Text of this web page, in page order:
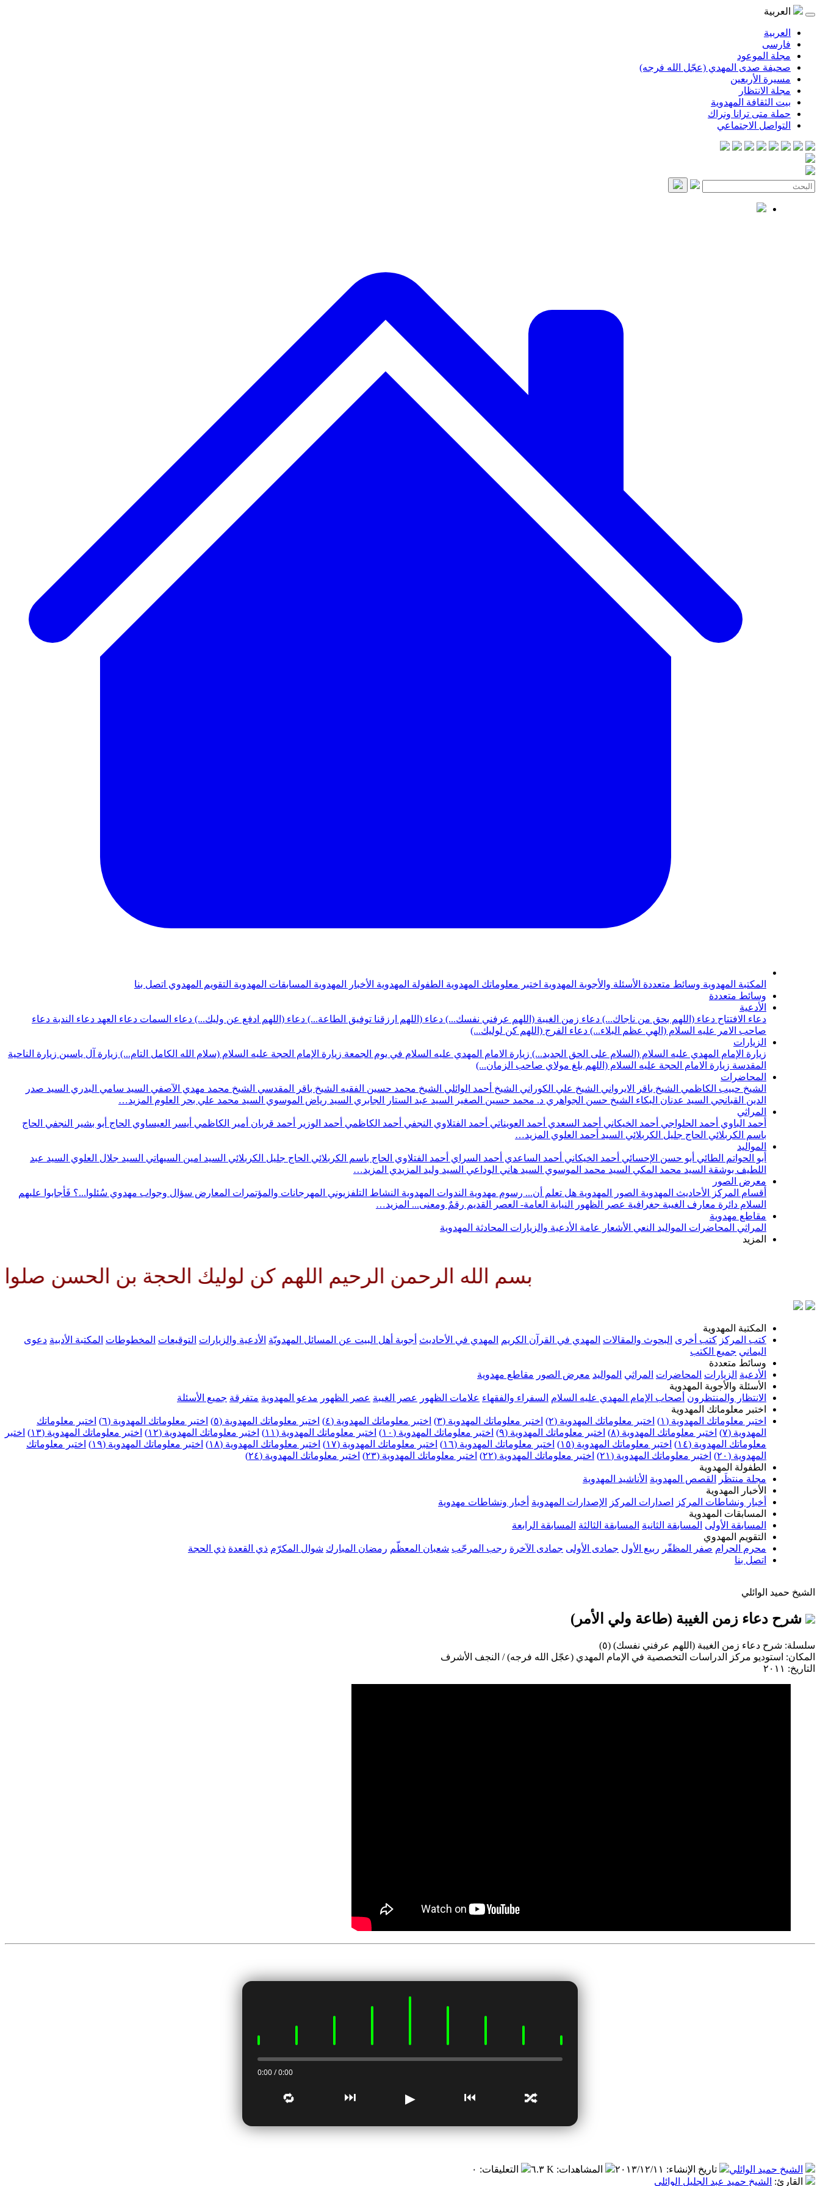
العربية
العربية
فارسی
مجلة الموعود
صحيفة صدى المهدي (عجّل الله فرجه)
مسيرة الأربعين
مجلة الانتظار
بيت الثقافة المهدوية
حملة متى ترانا ونراك
التواصل الاجتماعي
المكتبة المهدوية وسائط متعددة الأسئلة والأجوبة المهدوية اختبر معلوماتك المهدوية الطفولة المهدوية الأخبار المهدوية المسابقات المهدوية التقويم المهدوي اتصل بنا
وسائط متعددة
الأدعية
دعاء الافتتاح دعاء (اللهم بحق من ناجاك...) دعاء زمن الغيبة (اللهم عرفني نفسك...) دعاء (اللهم ارزقنا توفيق الطاعة...) دعاء (اللهم ادفع عن وليك...) دعاء السمات دعاء العهد دعاء الندبة دعاء
صاحب الامر عليه السلام (الهي عظم البلاء...) دعاء الفرج (اللهم كن لوليك...)
الزيارات
زيارة الإمام المهدي عليه السلام (السلام على الحق الجديد...) زيارة الامام المهدي عليه السلام في يوم الجمعة زيارة الإمام الحجة عليه السلام (سلام الله الكامل التام...) زيارة آل ياسين زيارة الناحية
المقدسة زيارة الامام الحجة عليه السلام (اللهم بلغ مولاي صاحب الزمان...)
المحاضرات
الشيخ حبيب الكاظمي الشيخ باقر الايرواني الشيخ علي الكوراني الشيخ أحمد الوائلي الشيخ محمد حسين الفقيه الشيخ باقر المقدسي الشيخ محمد مهدي الآصفي السيد سامي البدري السيد صدر
الدين القبانجي السيد عدنان البكاء الشيخ حسن الجواهري د. محمد حسين الصغير السيد عبد الستار الجابري السيد رياض الموسوي السيد محمد علي بحر العلوم المزيد…
المراثي
أحمد الباوي أحمد الحلواجي أحمد الخيكاني أحمد السعدي أحمد العويناتي أحمد الفتلاوي النجفي أحمد الكاظمي أحمد الوزير أحمد قربان أمير الكاظمي أيسر العيساوي الحاج أبو بشير النجفي الحاج
باسم الكربلائي الحاج جليل الكربلائي السيد أحمد العلوي المزيد…
المواليد
أبو الحواتم الطائي أبو حسن الإحسائي أحمد الخيكاني أحمد الساعدي أحمد السراي أحمد الفتلاوي الحاج باسم الكربلائي الحاج جليل الكربلائي السيد امين السيهاتي السيد جلال العلوي السيد عبد
اللطيف بوشقة السيد محمد المكي السيد محمد الموسوي السيد هاني الوداعي السيد وليد المزيدي المزيد…
معرض الصور
أقسام المركز
الأحاديث المهدوية الصور المهدوية هل تعلم أن... رسوم مهدوية الندوات المهدوية النشاط التلفزيوني المهرجانات والمؤتمرات المعارض سؤال وجواب مهدوي سُئلوا...؟ فَأجابوا عليهم
السلام دائرة معارف الغيبة جغرافية عصر الظهور النيابة العامة- العصر القديم رقمٌ ومعنى... المزيد…
مقاطع مهدوية
المراثي المحاضرات المواليد النعي الأشعار عامة الأدعية والزيارات المحادثة المهدوية
المزيد
بسم الله الرحمن الرحيم اللهم كن لوليك الحجة بن الحسن صلواتك عليه
المكتبة المهدوية
كتب المركز كتب أخرى البحوث والمقالات المهدي في القرآن الكريم المهدي في الأحاديث أجوبة أهل البيت عن المسائل المهدويّة الأدعية والزيارات التوقيعات المخطوطات المكتبة الأدبية دعوى
اليماني جميع الكتب
وسائط متعددة
الأدعية الزيارات المحاضرات المراثي المواليد معرض الصور مقاطع مهدوية
الأسئلة والأجوبة المهدوية
الانتظار والمنتظرون أصحاب الإمام المهدي عليه السلام السفراء والفقهاء علامات الظهور عصر الغيبة عصر الظهور مدعو المهدوية متفرقة جميع الأسئلة
اختبر معلوماتك المهدوية
اختبر معلوماتك المهدوية (١)
اختبر معلوماتك المهدوية (٢) اختبر معلوماتك المهدوية (٣) اختبر معلوماتك المهدوية (٤) اختبر معلوماتك المهدوية (٥) اختبر معلوماتك المهدوية (٦)
اختبر معلوماتك
المهدوية (٧)
اختبر معلوماتك المهدوية (٨) اختبر معلوماتك المهدوية (٩) اختبر معلوماتك المهدوية (١٠) اختبر معلوماتك المهدوية (١١) اختبر معلوماتك المهدوية (١٢) اختبر معلوماتك المهدوية (١٣)
اختبر
معلوماتك المهدوية (١٤)
اختبر معلوماتك المهدوية (١٥) اختبر معلوماتك المهدوية (١٦) اختبر معلوماتك المهدوية (١٧) اختبر معلوماتك المهدوية (١٨) اختبر معلوماتك المهدوية (١٩)
اختبر معلوماتك
المهدوية (٢٠)
اختبر معلوماتك المهدوية (٢١) اختبر معلوماتك المهدوية (٢٢) اختبر معلوماتك المهدوية (٢٣)
اختبر معلوماتك المهدوية (٢٤)
الطفولة المهدوية
مجلة منتظَر
القصص المهدوية الأناشيد المهدوية
الأخبار المهدوية
أخبار ونشاطات المركز
اصدارات المركز الإصدارات المهدوية أخبار ونشاطات مهدوية
المسابقات المهدوية
المسابقة الأولى المسابقة الثانية المسابقة الثالثة المسابقة الرابعة
التقويم المهدوي
محرم الحرام صفر المظفّر ربيع الأول جمادى الأولى جمادى الآخرة رجب المرجّب شعبان المعظّم رمضان المبارك شوال المكرّم ذي القعدة ذي الحجة
اتصل بنا
الشيخ حميد الوائلي
شرح دعاء زمن الغيبة (طاعة ولي الأمر)
سلسلة: شرح دعاء زمن الغيبة (اللهم عرفني نفسك) (٥)
المكان: استوديو مركز الدراسات التخصصية في الإمام المهدي (عجّل الله فرجه) / النجف الأشرف
التاريخ: ٢٠١١
0:00 / 0:00
🔀
⏮
▶
⏭
🔁
الشيخ حميد الوائلي تاريخ الإنشاء: ٢٠١٣/١٢/١١ المشاهدات: ٦.٣ K التعليقات: ٠
القارئ: الشيخ حميد عبد الجليل الوائلي